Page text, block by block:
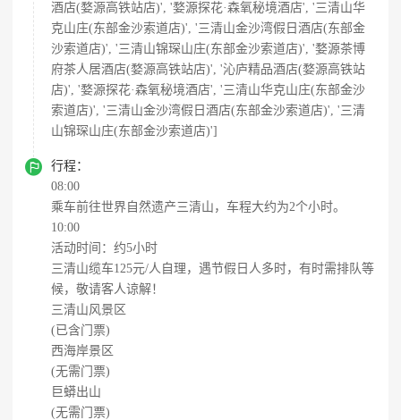
酒店(婺源高铁站店)', '婺源探花·森氧秘境酒店', '三清山华
克山庄(东部金沙索道店)', '三清山金沙湾假日酒店(东部金
沙索道店)', '三清山锦琛山庄(东部金沙索道店)', '婺源茶博
府茶人居酒店(婺源高铁站店)', '沁庐精品酒店(婺源高铁站
店)', '婺源探花·森氧秘境酒店', '三清山华克山庄(东部金沙
索道店)', '三清山金沙湾假日酒店(东部金沙索道店)', '三清
山锦琛山庄(东部金沙索道店)']

行程：
08:00
乘车前往世界自然遗产三清山，车程大约为2个小时。
10:00
活动时间：约5小时
三清山缆车125元/人自理，遇节假日人多时，有时需排队等
候，敬请客人谅解！
三清山风景区
(已含门票)
西海岸景区
(无需门票)
巨蟒出山
(无需门票)